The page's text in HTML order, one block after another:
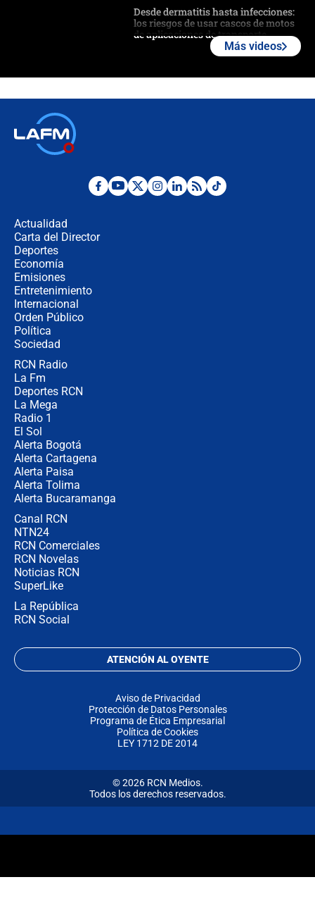
Desde dermatitis hasta infecciones:
los riesgos de usar cascos de motos
de aplicaciones de transporte
Posesión de Abelardo De La Espriella
Más videos
Actualidad
Carta del Director
Deportes
Economía
Emisiones
Entretenimiento
Internacional
Orden Público
Política
Sociedad
RCN Radio
La Fm
Deportes RCN
La Mega
Radio 1
El Sol
Alerta Bogotá
Alerta Cartagena
Alerta Paisa
Alerta Tolima
Alerta Bucaramanga
Canal RCN
NTN24
RCN Comerciales
RCN Novelas
Noticias RCN
SuperLike
La República
RCN Social
ATENCIÓN AL OYENTE
Aviso de Privacidad
Protección de Datos Personales
Programa de Ética Empresarial
Política de Cookies
LEY 1712 DE 2014
© 2026 RCN Medios.
Todos los derechos reservados.